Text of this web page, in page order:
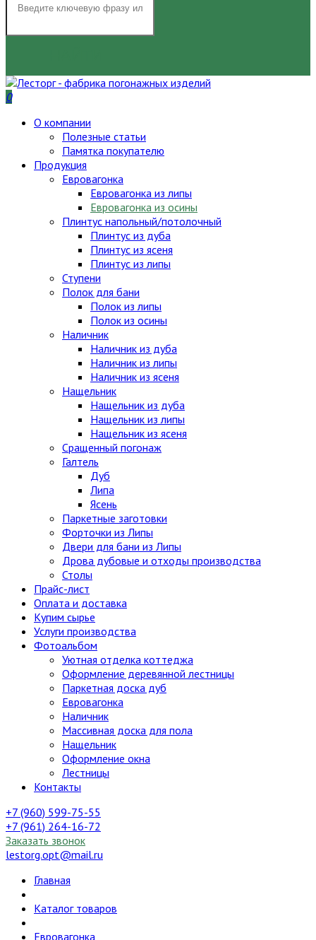
0
О компании
Полезные статьи
Памятка покупателю
Продукция
Евровагонка
Евровагонка из липы
Евровагонка из осины
Плинтус напольный/потолочный
Плинтус из дуба
Плинтус из ясеня
Плинтус из липы
Ступени
Полок для бани
Полок из липы
Полок из осины
Наличник
Наличник из дуба
Наличник из липы
Наличник из ясеня
Нащельник
Нащельник из дуба
Нащельник из липы
Нащельник из ясеня
Сращенный погонаж
Галтель
Дуб
Липа
Ясень
Паркетные заготовки
Форточки из Липы
Двери для бани из Липы
Дрова дубовые и отходы производства
Столы
Прайс-лист
Оплата и доставка
Купим сырье
Услуги производства
Фотоальбом
Уютная отделка коттеджа
Оформление деревянной лестницы
Паркетная доска дуб
Евровагонка
Наличник
Массивная доска для пола
Нащельник
Оформление окна
Лестницы
Контакты
+7 (960) 599-75-55
+7 (961) 264-16-72
Заказать звонок
lestorg.opt@mail.ru
Главная
Каталог товаров
Евровагонка